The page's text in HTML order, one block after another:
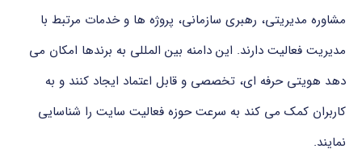
مشاوره مدیریتی، رهبری سازمانی، پروژه ها و خدمات مرتبط با
مدیریت فعالیت دارند. این دامنه بین المللی به برندها امکان می
دهد هویتی حرفه ای، تخصصی و قابل اعتماد ایجاد کنند و به
کاربران کمک می کند به سرعت حوزه فعالیت سایت را شناسایی
نمایند.